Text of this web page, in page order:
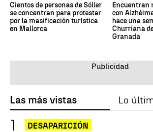
Cientos de personas de Sóller
se concentran para protestar
por la masificación turística
en Mallorca
Encuentran
con
hace una
Churriana
Granada
Las más vistas Lo
DESAPARICIÓN